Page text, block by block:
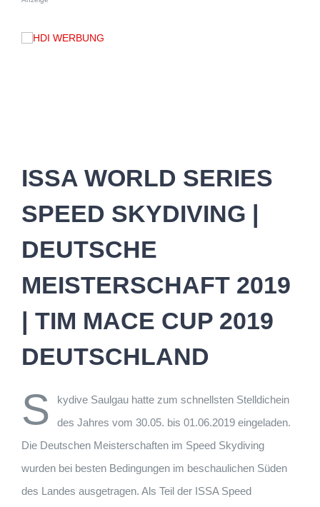
ISSA WORLD SERIES
SPEED SKYDIVING |
DEUTSCHE
MEISTERSCHAFT 2019
| TIM MACE CUP 2019
DEUTSCHLAND
S
kydive Saulgau hatte zum schnellsten Stelldichein
des Jahres vom 30.05. bis 01.06.2019 eingeladen.
Die Deutschen Meisterschaften im Speed Skydiving
wurden bei besten Bedingungen im beschaulichen Süden
des Landes ausgetragen. Als Teil der ISSA Speed